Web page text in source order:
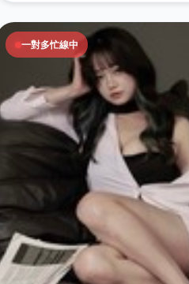
一對多忙線中